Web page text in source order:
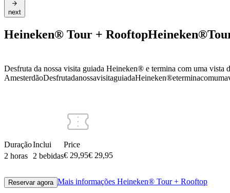
next
Heineken® Tour + RooftopHeineken®
Desfruta da nossa visita guiada Heineken® e termina com uma vista
AmesterdãoDesfrutadanossavisitaguiadaHeineken®eterminacomuma
Duração
2 horas
Inclui
2 bebidas
Price
€ 29,95€ 29,95
Reservar agora Mais informações Heineken® Tour + Rooftop